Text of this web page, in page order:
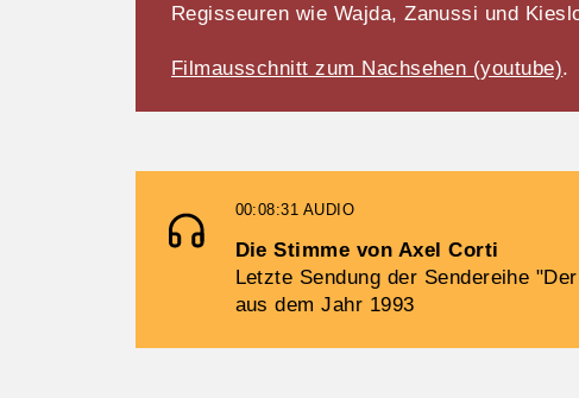
Regisseuren wie Wajda, Zanussi und
Filmausschnitt zum Nachsehen (youtube).
00:08:31 AUDIO
Die Stimme von Axel Corti
Letzte Sendung der Sendereihe
aus dem Jahr 1993